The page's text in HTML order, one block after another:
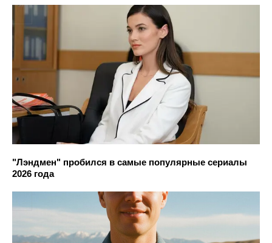
"Лэндмен" пробился в самые популярные сериалы
2026 года